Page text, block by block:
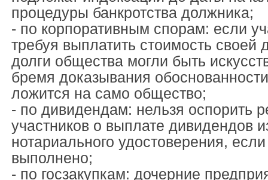
процедуры банкротства должника;
- по корпоративным спорам: если
требуя выплатить стоимость своей
долги общества могли быть
бремя доказывания
ложится на само общество;
- по дивидендам: нельзя оспорить
участников о выплате дивидендов
нотариального удостоверения,
выполнено;
- по госзакупкам: дочерние